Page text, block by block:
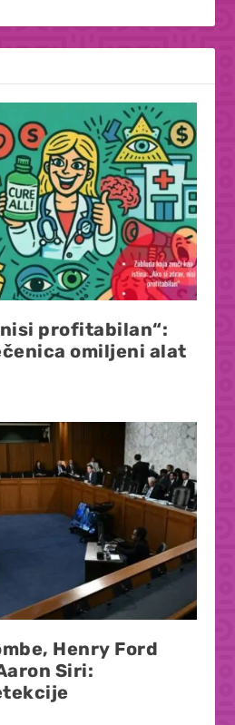
nisi profitabilan“:
omiljeni alat
Henry Ford
Siri: